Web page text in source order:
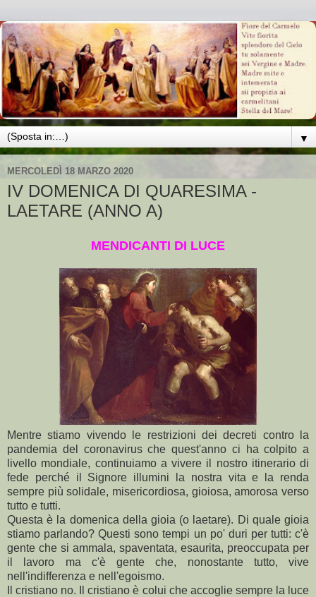
▼
MERCOLEDÌ 18 MARZO 2020
IV DOMENICA DI QUARESIMA -
LAETARE (ANNO A)
MENDICANTI DI LUCE
Mentre stiamo vivendo le restrizioni dei decreti contro la
pandemia del coronavirus che quest'anno ci ha colpito a
livello mondiale, continuiamo a vivere il nostro itinerario di
fede perché il Signore illumini la nostra vita e la renda
sempre più solidale, misericordiosa, gioiosa, amorosa verso
tutto e tutti.
Questa è la domenica della gioia (o laetare). Di quale gioia
stiamo parlando? Questi sono tempi un po' duri per tutti: c'è
gente che si ammala, spaventata, esaurita, preoccupata per
il lavoro ma c'è gente che, nonostante tutto, vive
nell'indifferenza e nell'egoismo.
Il cristiano no. Il cristiano è colui che accoglie sempre la luce